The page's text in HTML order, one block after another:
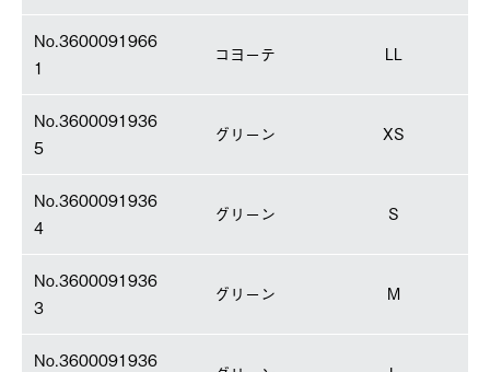
No.3600091966
1
コヨーテ LL
No.3600091936
5
グリーン XS
No.3600091936
4
グリーン S
No.3600091936
3
グリーン M
No.3600091936